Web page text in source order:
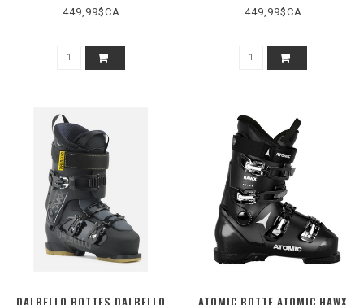
449,99$CA 449,99$CA
DALBELLO BOTTES DALBELLO
ATOMIC BOTTE ATOMIC HAWX